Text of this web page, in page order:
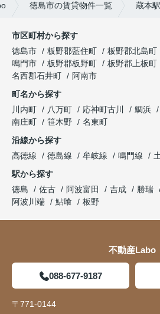
徳島市の賃貸物件一覧 蔵本駅
市区町村から探す
徳島市
板野郡藍住町 板野郡北島町
鳴門市
板野郡板野町 板野郡上板町
名西郡石井町
阿南市
町名から探す
川内町
八万町 応神町古川 鯛浜
南庄町
笹木野
名東町
沿線から探す
高徳線
徳島線 牟岐線 鳴門線
駅から探す
徳島
佐古 阿波富田 吉成 勝瑞
阿波川端
鮎喰 板野
不動産Labo
088-677-9187
〒771-0144